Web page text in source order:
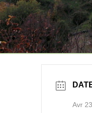
Avr